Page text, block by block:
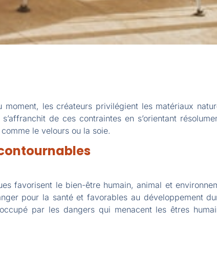
les créateurs privilégient les matériaux
de ces contraintes en s’orientant
le velours ou la soie.
favorisent le bien-être humain, animal et
pour la santé et favorables au développement
par les dangers qui menacent les êtres